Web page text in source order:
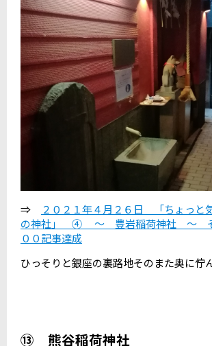
⇒
２０２１年４月２６日 「ちょっと
の神社」 ④ ～ 豊岩稲荷神社 ～ そ
００記事達成
ひっそりと銀座の裏路地そのまた奥に佇
⑬ 熊谷稲荷神社